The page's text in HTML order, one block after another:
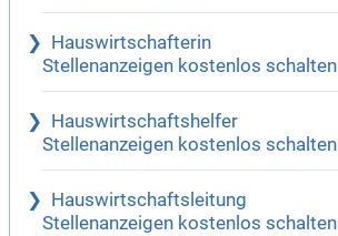
Hauswirtschafterin
Stellenanzeigen kostenlos schalten
Hauswirtschaftshelfer
Stellenanzeigen kostenlos schalten
Hauswirtschaftsleitung
Stellenanzeigen kostenlos schalten